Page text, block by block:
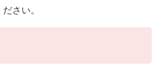
さい。